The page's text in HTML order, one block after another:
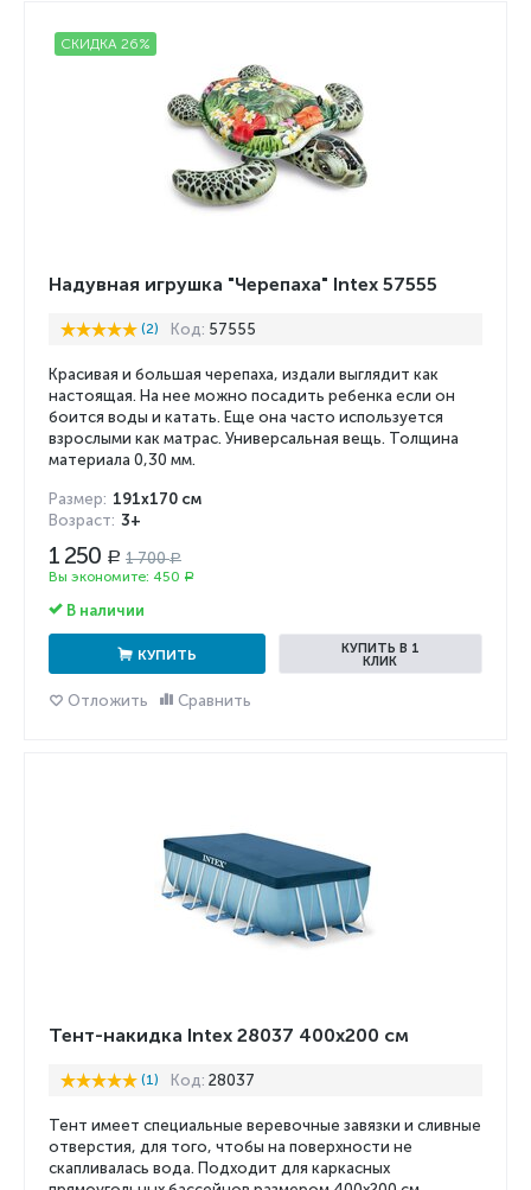
СКИДКА 26%
Надувная игрушка "Черепаха" Intex 57555
(2) Код: 57555
Красивая и большая черепаха, издали выглядит как
настоящая. На нее можно посадить ребенка если он
боится воды и катать. Еще она часто используется
взрослыми как матрас. Универсальная вещь. Толщина
материала 0,30 мм.
Размер: 191х170 см
Возраст: 3+
1 250 Р 1 700 Р
Вы экономите: 450 Р
В наличии
КУПИТЬ
КУПИТЬ В 1
КЛИК
Отложить Сравнить
Тент-накидка Intex 28037 400x200 см
(1) Код: 28037
Тент имеет специальные веревочные завязки и сливные
отверстия, для того, чтобы на поверхности не
скапливалась вода. Подходит для каркасных